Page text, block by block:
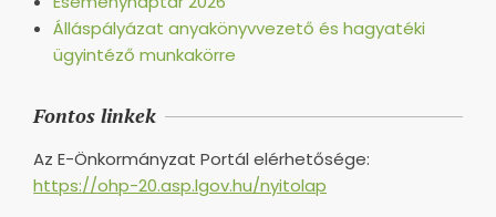
Álláspályázat anyakönyvvezető és hagyatéki
ügyintéző munkakörre
Fontos linkek
Az E-Önkormányzat Portál elérhetősége:
https://ohp-20.asp.lgov.hu/nyitolap